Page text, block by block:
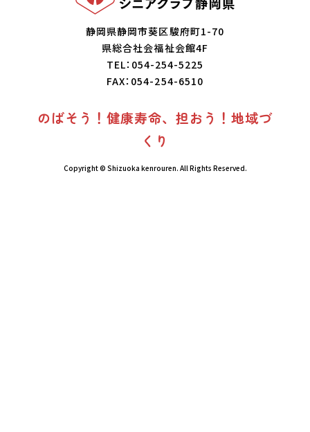
静岡県静岡市葵区駿府町1-70
県総合社会福祉会館4F
TEL：054-254-5225
FAX：054-254-6510
のばそう！健康寿命、担おう！地域づ
くり
Copyright © Shizuoka kenrouren. All Rights Reserved.